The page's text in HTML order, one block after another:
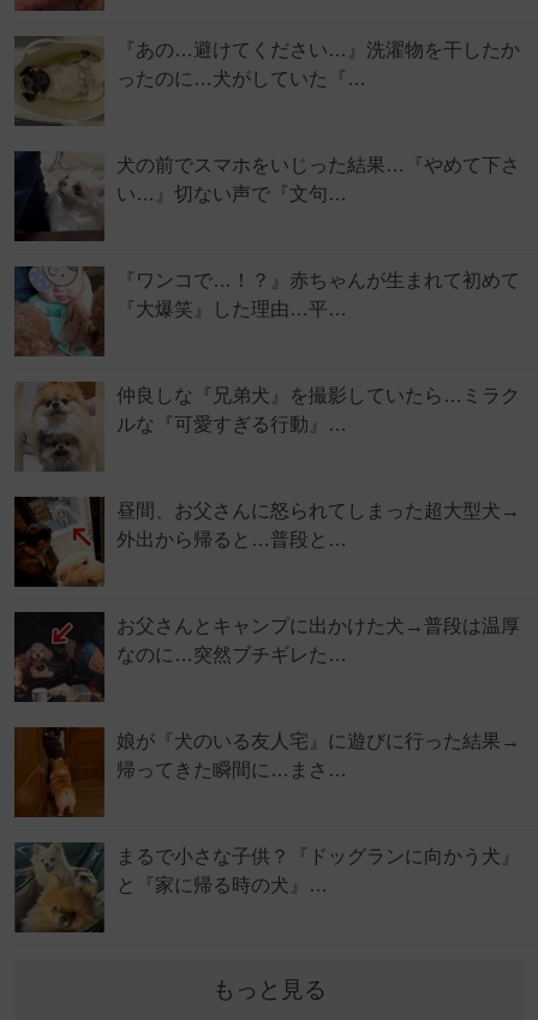
『あの…避けてください…』洗濯物を干したか
ったのに…犬がしていた『…
犬の前でスマホをいじった結果…『やめて下さ
い…』切ない声で『文句…
『ワンコで…！？』赤ちゃんが生まれて初めて
『大爆笑』した理由…平…
仲良しな『兄弟犬』を撮影していたら…ミラク
ルな『可愛すぎる行動』…
昼間、お父さんに怒られてしまった超大型犬→
外出から帰ると…普段と…
お父さんとキャンプに出かけた犬→普段は温厚
なのに…突然ブチギレた…
娘が『犬のいる友人宅』に遊びに行った結果→
帰ってきた瞬間に…まさ…
まるで小さな子供？『ドッグランに向かう犬』
と『家に帰る時の犬』…
もっと見る